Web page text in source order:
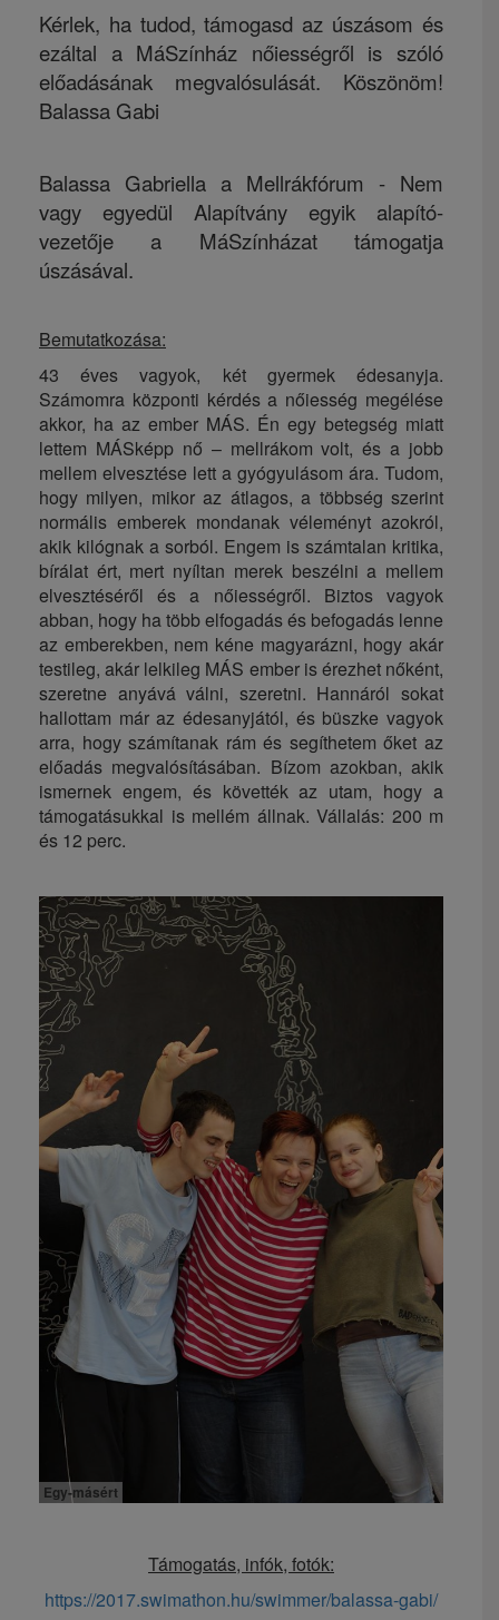
Kérlek, ha tudod, támogasd az úszásom és
ezáltal a MáSzínház nőiességről is szóló
előadásának megvalósulását. Köszönöm!
Balassa Gabi
Balassa Gabriella a Mellrákfórum - Nem
vagy egyedül Alapítvány egyik alapító-
vezetője a MáSzínházat támogatja
úszásával.
Bemutatkozása:
43 éves vagyok, két gyermek édesanyja.
Számomra központi kérdés a nőiesség megélése
akkor, ha az ember MÁS. Én egy betegség miatt
lettem MÁSképp nő – mellrákom volt, és a jobb
mellem elvesztése lett a gyógyulásom ára. Tudom,
hogy milyen, mikor az átlagos, a többség szerint
normális emberek mondanak véleményt azokról,
akik kilógnak a sorból. Engem is számtalan kritika,
bírálat ért, mert nyíltan merek beszélni a mellem
elvesztéséről és a nőiességről. Biztos vagyok
abban, hogy ha több elfogadás és befogadás lenne
az emberekben, nem kéne magyarázni, hogy akár
testileg, akár lelkileg MÁS ember is érezhet nőként,
szeretne anyává válni, szeretni. Hannáról sokat
hallottam már az édesanyjától, és büszke vagyok
arra, hogy számítanak rám és segíthetem őket az
előadás megvalósításában. Bízom azokban, akik
ismernek engem, és követték az utam, hogy a
támogatásukkal is mellém állnak. Vállalás: 200 m
és 12 perc.
Egy-másért
Támogatás, infók, fotók:
https://2017.swimathon.hu/swimmer/balassa-gabi/